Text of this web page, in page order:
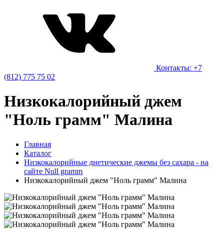
Контакты: +7
(812) 775 75 02
Низкокалорийный джем
"Ноль грамм" Малина
Главная
Каталог
Низкокалорийные диетические джемы без сахара - на
сайте Null gramm
Низкокалорийный джем "Ноль грамм" Малина